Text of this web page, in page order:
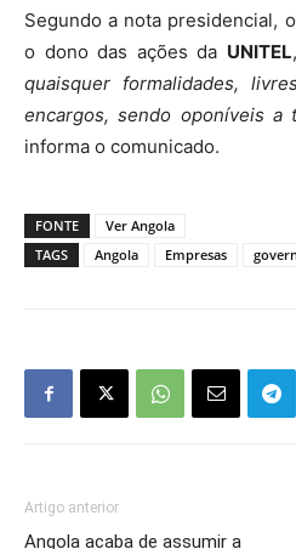
Segundo a nota presidencial,
o dono das ações da UNITEL
quaisquer formalidades,
encargos, sendo oponíveis
informa o comunicado.
FONTE
Ver Angola
TAGS
Angola Empresas
Artigo anterior
Angola acaba de assumir a